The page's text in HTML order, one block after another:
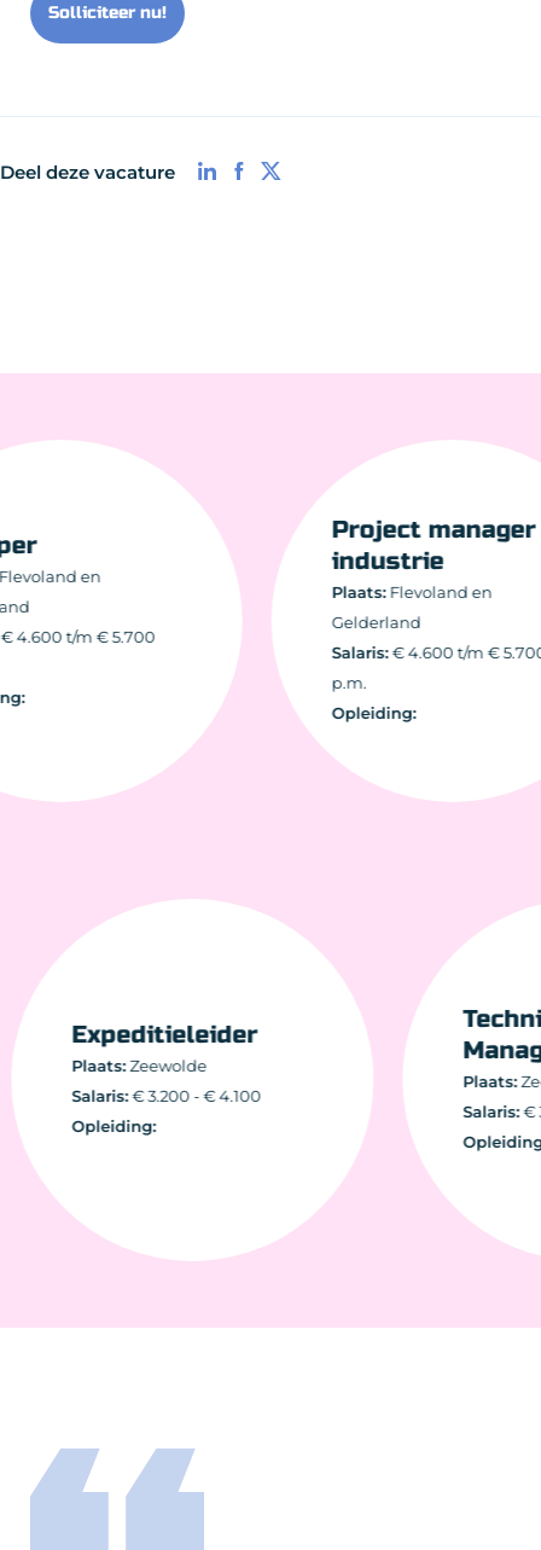
Solliciteer nu!
Deel deze vacature
en
t/m € 5.700
Project manager
industrie
Plaats:Flevoland en
Gelderland
Salaris:€ 4.600 t/m € 5.700
p.m.
Opleiding:
Plaats:
Salaris:
Expeditieleider
Plaats:Zeewolde
Salaris:€ 3.200 - € 4.100
Opleiding: